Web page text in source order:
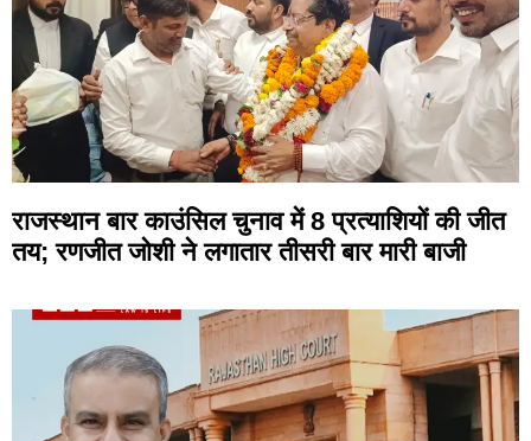
राजस्थान बार काउंसिल चुनाव में 8 प्रत्याशियों की जीत
तय; रणजीत जोशी ने लगातार तीसरी बार मारी बाजी